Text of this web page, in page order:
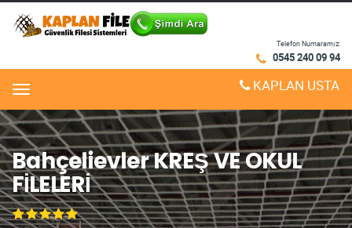
Telefon Numaramız:
0545 240 09 94
Menu KAPLAN USTA
Bahçelievler KREŞ VE OKUL
FİLELERİ